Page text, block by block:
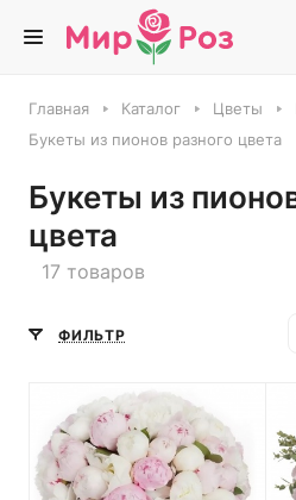
Главная Каталог Цветы
Букеты из пионов разного цвета
Букеты из
цвета
17 товаров
ФИЛЬТР